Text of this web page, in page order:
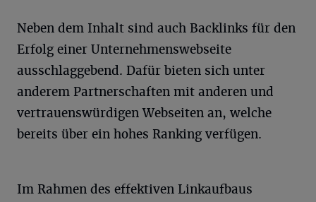
Neben dem Inhalt sind auch Backlinks für den
Erfolg einer Unternehmenswebseite
ausschlaggebend. Dafür bieten sich unter
anderem Partnerschaften mit anderen und
vertrauenswürdigen Webseiten an, welche
bereits über ein hohes Ranking verfügen.
Im Rahmen des effektiven Linkaufbaus